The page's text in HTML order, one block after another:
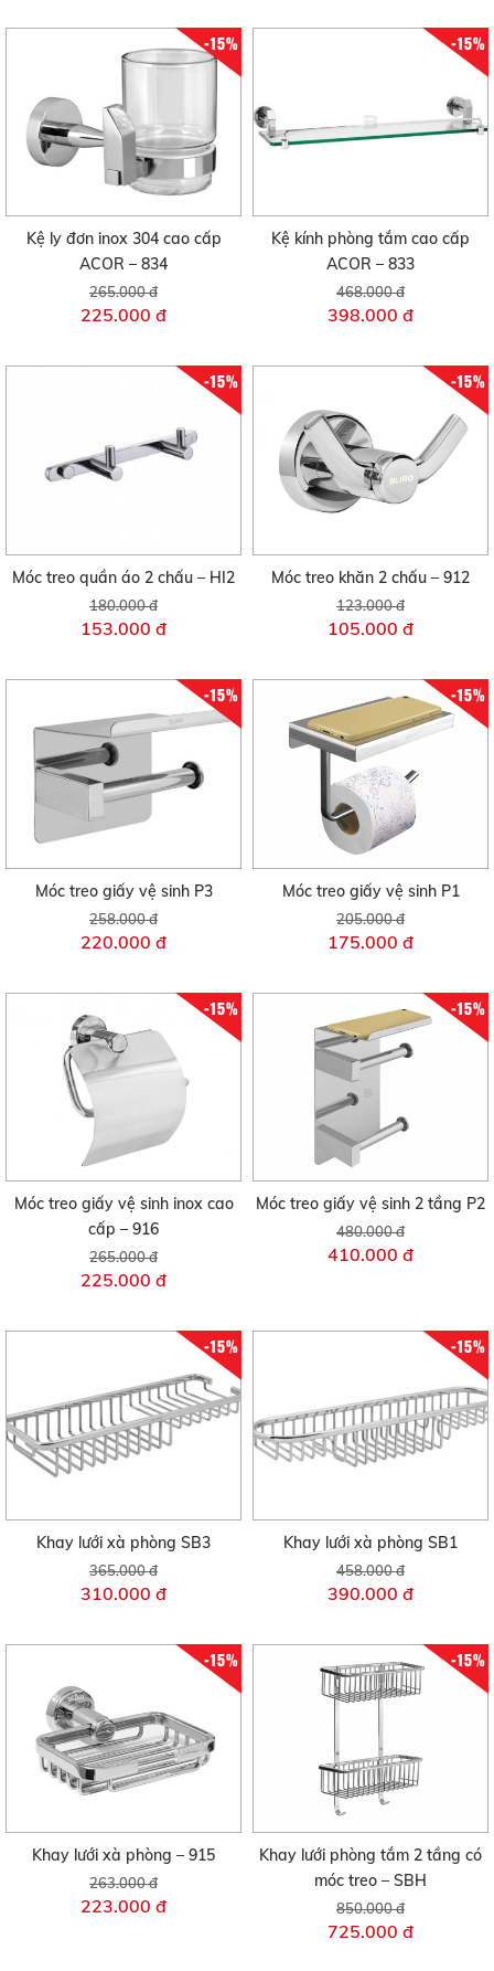
-15%
Kệ ly đơn inox 304 cao cấp
ACOR – 834
265.000 đ
225.000 đ
-15%
Kệ kính phòng tắm cao cấp
ACOR – 833
468.000 đ
398.000 đ
-15%
Móc treo quần áo 2 chấu – HI2
180.000 đ
153.000 đ
-15%
Móc treo khăn 2 chấu – 912
123.000 đ
105.000 đ
-15%
Móc treo giấy vệ sinh P3
258.000 đ
220.000 đ
-15%
Móc treo giấy vệ sinh P1
205.000 đ
175.000 đ
-15%
Móc treo giấy vệ sinh inox cao
cấp – 916
265.000 đ
225.000 đ
-15%
Móc treo giấy vệ sinh 2 tầng P2
480.000 đ
410.000 đ
-15%
Khay lưới xà phòng SB3
365.000 đ
310.000 đ
-15%
Khay lưới xà phòng SB1
458.000 đ
390.000 đ
-15%
Khay lưới xà phòng – 915
263.000 đ
223.000 đ
-15%
Khay lưới phòng tắm 2 tầng có
móc treo – SBH
850.000 đ
725.000 đ